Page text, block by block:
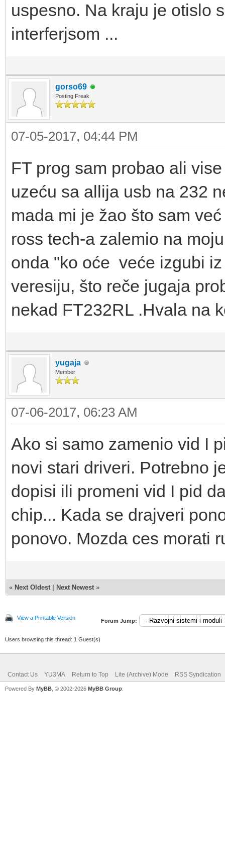
uspesno. Na kraju je otislo
interferjsom ...
gorso69
Posting Freak
07-05-2017, 04:44 PM
FT prog sam probao ali
uzeću sa allija usb na 232
mada mi je žao što sam
ross tech-a zalemio na
onda "ko oće veće izgubi
veresiju, što reče jugaja
nekad FT232RL .Hvala na
yugaja
Member
07-06-2017, 06:23 AM
Ako si samo zamenio vid I
novi stari driveri. Potrebno
dopisi ili promeni vid I pid
chip... Kada se drajveri
ponovo. Mozda ces morati
« Next Oldest Next Newest »
View a Printable Version Forum Jump:
Users browsing this thread: 1 Guest(s)
Contact Us YU3MA Return to Top Lite (Archive) Mode RSS Syndication
Powered By MyBB , © 2002-2026 MyBB Group